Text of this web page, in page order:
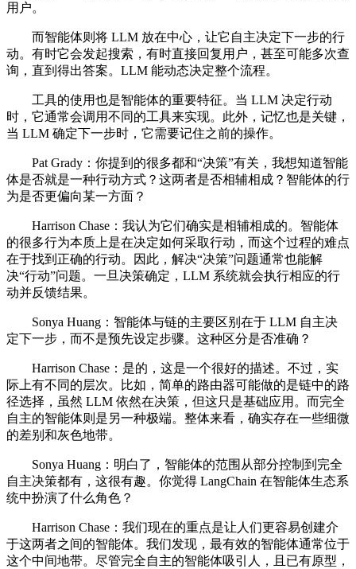
用户。
而智能体则将 LLM 放在中心，让它自主决定下一步的行
动。有时它会发起搜索，有时直接回复用户，甚至可能多次查
询，直到得出答案。LLM 能动态决定整个流程。
工具的使用也是智能体的重要特征。当 LLM 决定行动
时，它通常会调用不同的工具来实现。此外，记忆也是关键，
当 LLM 确定下一步时，它需要记住之前的操作。
Pat Grady：你提到的很多都和“决策”有关，我想知道智能
体是否就是一种行动方式？这两者是否相辅相成？智能体的行
为是否更偏向某一方面？
Harrison Chase：我认为它们确实是相辅相成的。智能体
的很多行为本质上是在决定如何采取行动，而这个过程的难点
在于找到正确的行动。因此，解决“决策”问题通常也能解
决“行动”问题。一旦决策确定，LLM 系统就会执行相应的行
动并反馈结果。
Sonya Huang：智能体与链的主要区别在于 LLM 自主决
定下一步，而不是预先设定步骤。这种区分是否准确？
Harrison Chase：是的，这是一个很好的描述。不过，实
际上有不同的层次。比如，简单的路由器可能做的是链中的路
径选择，虽然 LLM 依然在决策，但这只是基础应用。而完全
自主的智能体则是另一种极端。整体来看，确实存在一些细微
的差别和灰色地带。
Sonya Huang：明白了，智能体的范围从部分控制到完全
自主决策都有，这很有趣。你觉得 LangChain 在智能体生态系
统中扮演了什么角色？
Harrison Chase：我们现在的重点是让人们更容易创建介
于这两者之间的智能体。我们发现，最有效的智能体通常位于
这个中间地带。尽管完全自主的智能体吸引人，且已有原型，